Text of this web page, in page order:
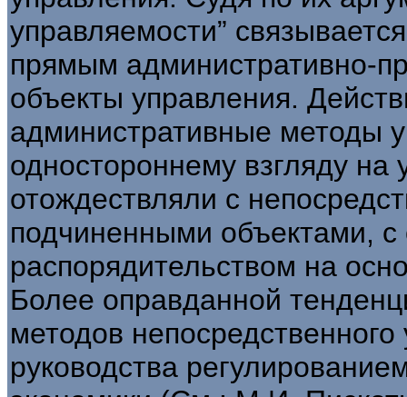
управляемости”
прямым административно-
объекты управления.
административные методы
одностороннему взгляду
отождествляли с
подчиненными объектами,
распорядительством на
Более оправданной
методов
руководства